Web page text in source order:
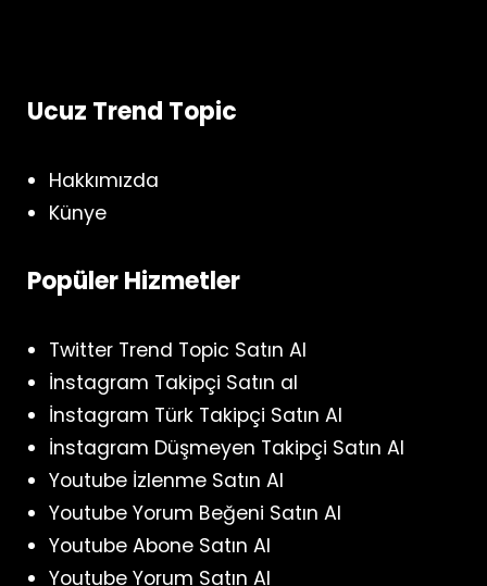
Ucuz Trend Topic
Hakkımızda
Künye
Popüler Hizmetler
Twitter Trend Topic Satın Al
İnstagram Takipçi Satın al
İnstagram Türk Takipçi Satın Al
İnstagram Düşmeyen Takipçi Satın Al
Youtube İzlenme Satın Al
Youtube Yorum Beğeni Satın Al
Youtube Abone Satın Al
Youtube Yorum Satın Al